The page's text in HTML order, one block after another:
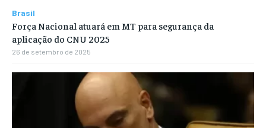
Brasil
Força Nacional atuará em MT para segurança da
aplicação do CNU 2025
26 de setembro de 2025